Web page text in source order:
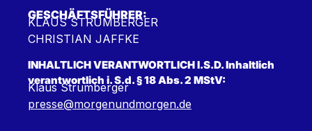
GESCHÄFTSFÜHRER:
KLAUS STRUMBERGER
CHRISTIAN JAFFKE
INHALTLICH VERANTWORTLICH I.S.D. Inhaltlich
verantwortlich i. S.d. § 18 Abs. 2 MStV:
Klaus Strumberger
presse@morgenundmorgen.de